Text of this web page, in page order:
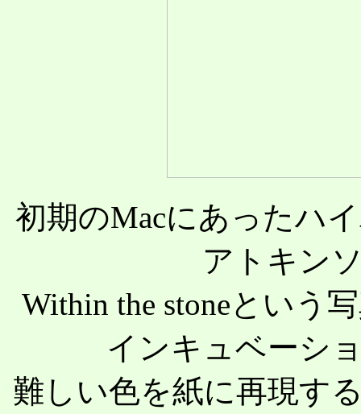
初期のMacにあったハ
アトキン
Within the stoneという
インキュベーシ
難しい色を紙に再現す